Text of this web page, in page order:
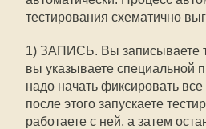
тестирования схематично
1) ЗАПИСЬ. Вы записываете
вы указываете специальной
надо начать фиксировать
после этого запускаете
работаете с ней, а затем